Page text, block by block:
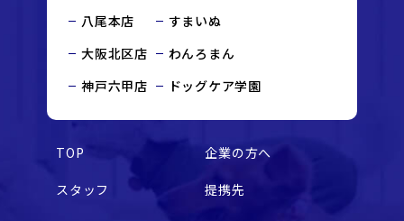
八尾本店
大阪北区店
神戸六甲店
すまいぬ
わんろまん
ドッグケア学園
TOP 企業の方へ
スタッフ 提携先